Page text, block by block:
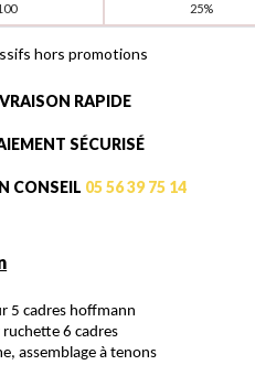
25%
hors promotions
RAPIDE
SÉCURISÉ
CONSEIL 05 56 39 75 14
5 cadres hoffmann
6 cadres
assemblage à tenons